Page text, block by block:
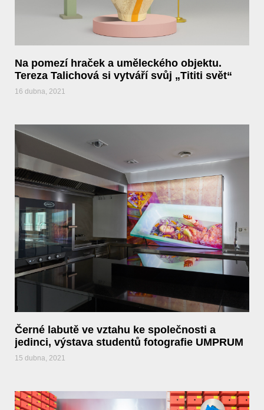
Na pomezí hraček a uměleckého objektu.
Tereza Talichová si vytváří svůj „Tititi svět“
16 dubna, 2021
Černé labutě ve vztahu ke společnosti a
jedinci, výstava studentů fotografie UMPRUM
15 dubna, 2021